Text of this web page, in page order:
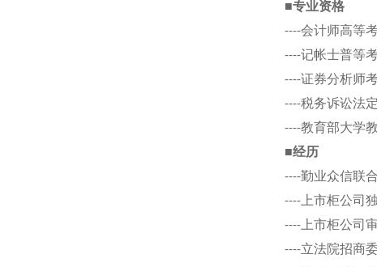
■专业资格
----会计师高等
----记帐士普等
----证券分析师
----税务诉讼法
----教育部大学
■经历
----勤业众信联
----上市柜公司
----上市柜公司
----立法院招商